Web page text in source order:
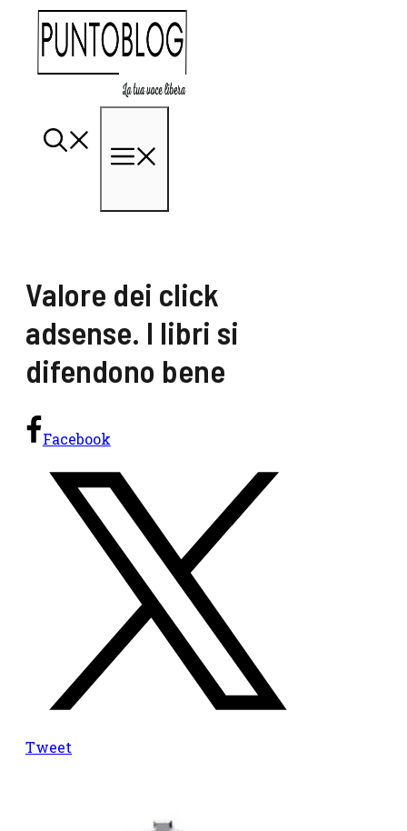
contenuto
Valore dei click
adsense. I libri si
difendono bene
Facebook
Tweet